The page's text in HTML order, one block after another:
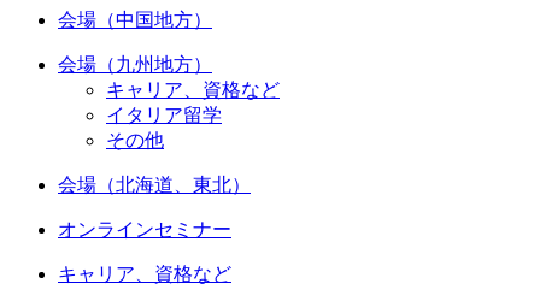
会場（中国地方）
会場（九州地方）
キャリア、資格など
イタリア留学
その他
会場（北海道、東北）
オンラインセミナー
キャリア、資格など